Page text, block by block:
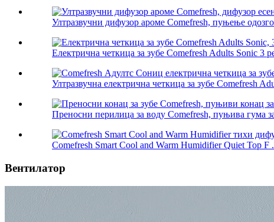
Ултразвучни дифузор ароме Comefresh, пуњење
Електрична четкица за зубе Comefresh Adults Sonic 3
Ултразвучна електрична четкица за зубе Comefresh
Преносни перилица за воду Comefresh, пуњива гума
Comefresh Smart Cool and Warm Humidifier Quiet Top F
Вентилатор